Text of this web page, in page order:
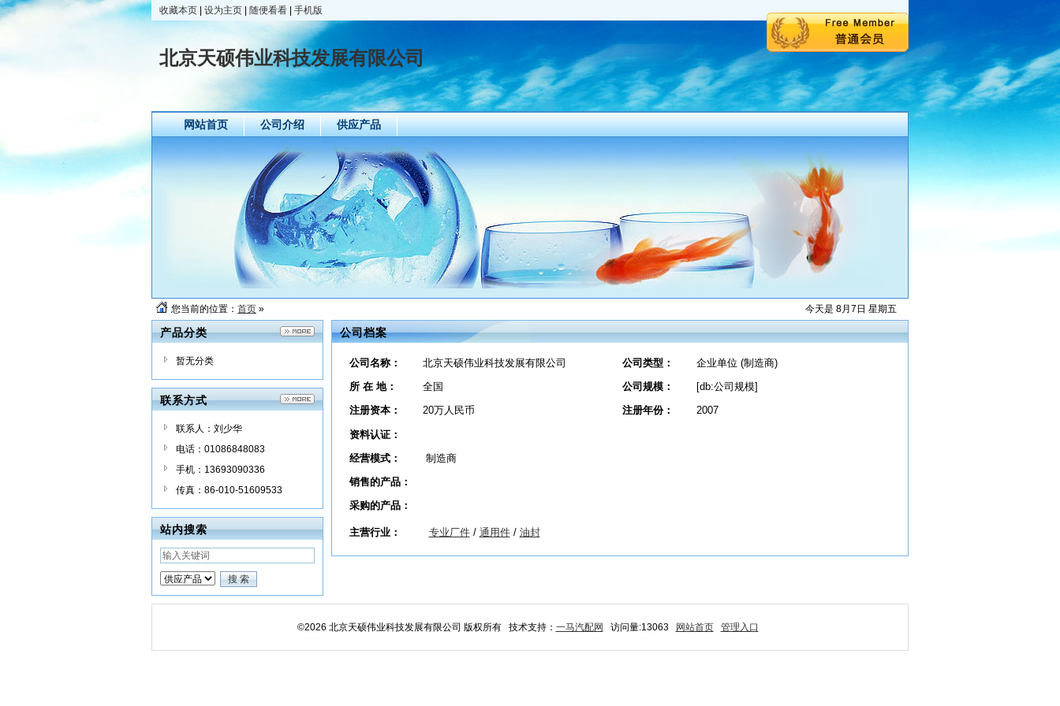
收藏本页 设为主页 随便看看 手机版
北京天硕伟业科技发展有限公司
网站首页 公司介绍 供应产品
今天是 8月7日 星期五
您当前的位置： 首页 »
产品分类
暂无分类
联系方式
联系人：刘少华
电话：01086848083
手机：13693090336
传真：86-010-51609533
站内搜索
公司档案
公司名称： 北京天硕伟业科技发展有限公司 公司类型：
企业单位 (制造商)
所 在 地：
全国 公司规模：
[db:公司规模]
注册资本：
20万人民币 注册年份： 2007
资料认证：
经营模式：
制造商
销售的产品：
采购的产品：
主营行业： 专业厂件/ 通用件/ 油封
©2026 北京天硕伟业科技发展有限公司 版权所有 技术支持： 一马汽配网 访问量:13063 网站首页 管理入口